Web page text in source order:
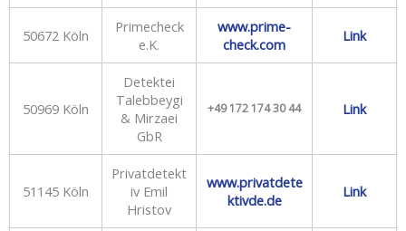
50672 Köln
Primecheck
e.K.
www.prime-
check.com
Link
50969 Köln
Detektei
Talebbeygi
& Mirzaei
GbR
+49 172 174 30 44 Link
51145 Köln
Privatdetekt
iv Emil
Hristov
www.privatdete
ktivde.de
Link